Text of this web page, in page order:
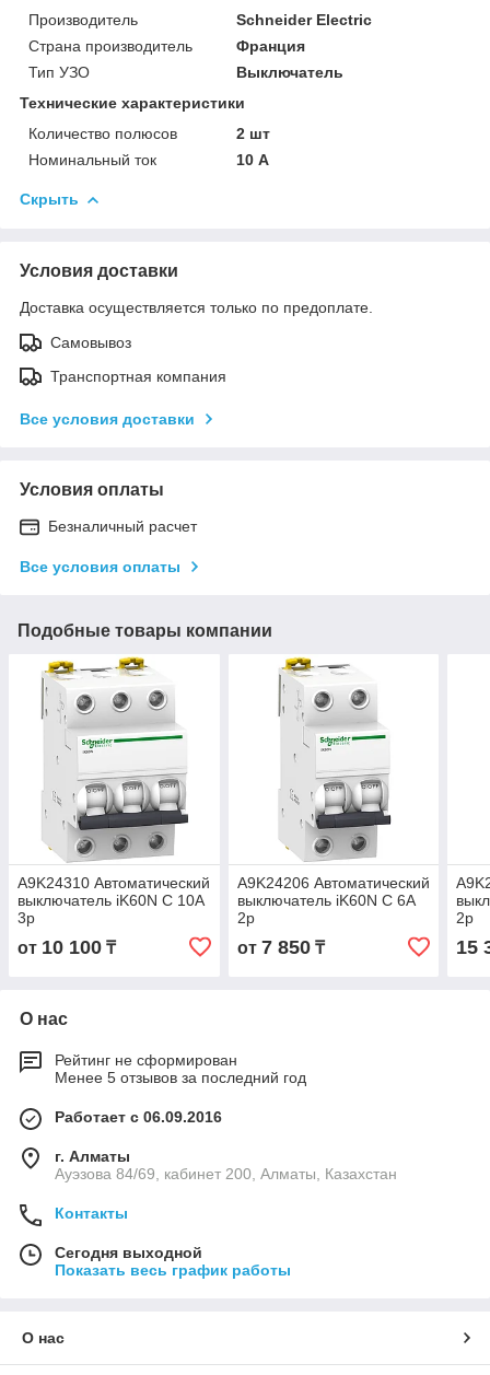
Производитель
Schneider Electric
Страна производитель
Франция
Тип УЗО
Выключатель
Технические характеристики
Количество полюсов
2 шт
Номинальный ток
10 А
Скрыть
Условия доставки
Доставка осуществляется только по предоплате.
Самовывоз
Транспортная компания
Все условия доставки
Условия оплаты
Безналичный расчет
Все условия оплаты
Подобные товары компании
A9K24310 Автоматический
выключатель iK60N C 10A
3p
от 10 100 ₸
A9K24206 Автоматический
выключатель iK60N C 6A
2p
от 7 850₸
2p
15
О нас
Рейтинг не сформирован
Менее 5 отзывов за последний год
Работает с 06.09.2016
г. Алматы
Ауэзова 84/69, кабинет 200, Алматы, Казахстан
Контакты
Сегодня выходной
Показать весь график работы
О нас